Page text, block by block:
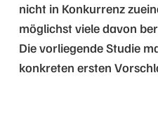
nicht in Konkurrenz
möglichst viele davon
Die vorliegende Studie
konkreten ersten